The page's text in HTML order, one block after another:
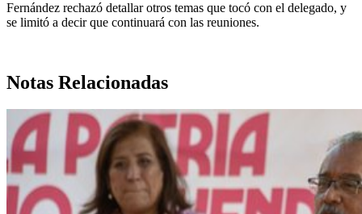
Fernández rechazó detallar otros temas que tocó con el delegado, y
se limitó a decir que continuará con las reuniones.
Notas Relacionadas